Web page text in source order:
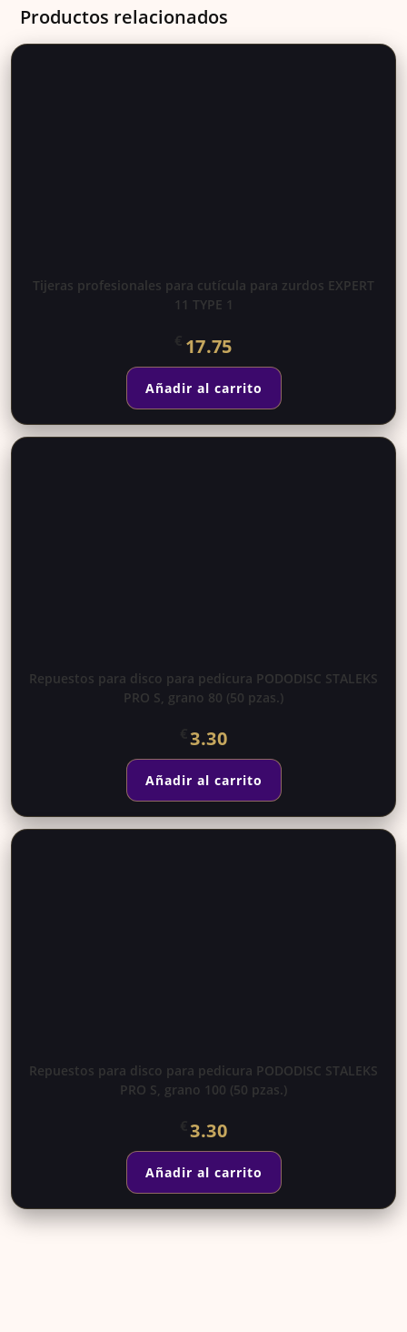
Productos relacionados
Tijeras profesionales para cutícula para zurdos EXPERT
11 TYPE 1
17.75
Añadir al carrito
Repuestos para disco para pedicura PODODISC STALEKS
PRO S, grano 80 (50 pzas.)
3.30
Añadir al carrito
Repuestos para disco para pedicura PODODISC STALEKS
PRO S, grano 100 (50 pzas.)
3.30
Añadir al carrito